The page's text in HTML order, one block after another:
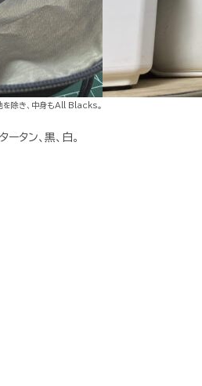
を除き、中身もAll Blacks。
タン、黒、白。